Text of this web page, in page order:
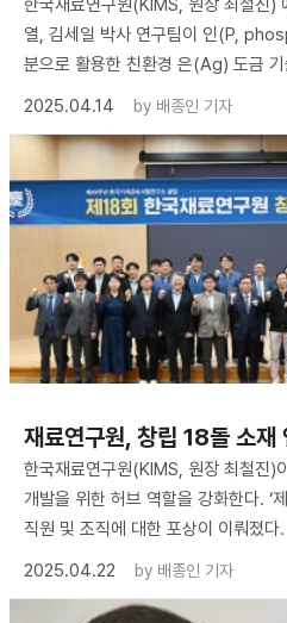
한국재료연구원(KIMS, 원장 최철진)
열, 김세일 박사 연구팀이 인(P,
분으로 활용한 친환경 은(Ag) 도금
2025.04.14
by 배종인 기자
재료연구원, 창립 18돌 소재
한국재료연구원(KIMS, 원장 최철진)
개발을 위한 허브 역할을 강화한다. ‘
직원 및 조직에 대한 포상이 이뤄졌다.
2025.04.22
by 배종인 기자